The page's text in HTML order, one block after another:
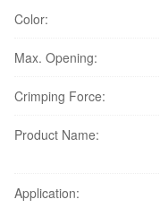
Color:
Max. Opening:
Crimping Force:
Product Name:
Application: